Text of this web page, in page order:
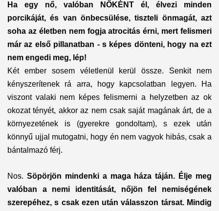
Ha egy nő, valóban NŐKÉNT él, élvezi minden
porcikáját, és van önbecsülése, tiszteli önmagát, azt
soha az életben nem fogja atrocitás érni, mert felismeri
már az első pillanatban - s képes dönteni, hogy na ezt
nem engedi meg, lép!
Két ember sosem véletlenül kerül össze. Senkit nem
kényszerítenek rá arra, hogy kapcsolatban legyen. Ha
viszont valaki nem képes felismerni a helyzetben az ok
okozat tényét, akkor az nem csak saját magának árt, de a
környezetének is (gyerekre gondoltam), s ezek után
könnyű ujjal mutogatni, hogy én nem vagyok hibás, csak a
bántalmazó férj.
Nos. Söpörjön mindenki a maga háza táján. Élje meg
valóban a nemi identitását, nőjön fel nemiségének
szerepéhez, s csak ezen után válasszon társat. Mindig